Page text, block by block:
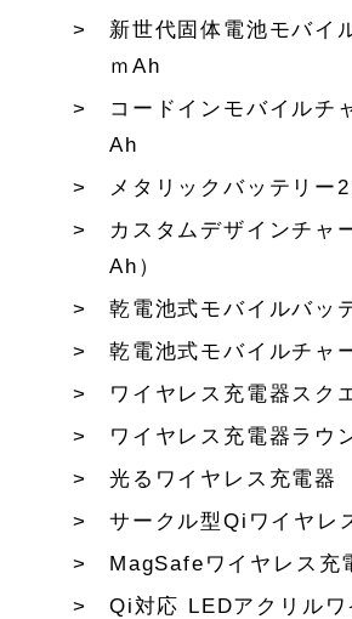
新世代固体電池モバイ
ｍAh
コードインモバイルチ
Ah
メタリックバッテリー
カスタムデザインチャ
Ah）
乾電池式モバイルバッ
乾電池式モバイルチャ
ワイヤレス充電器スク
ワイヤレス充電器ラウ
光るワイヤレス充電器
サークル型Qiワイヤレ
MagSafeワイヤレス充
Qi対応 LEDアクリルワ